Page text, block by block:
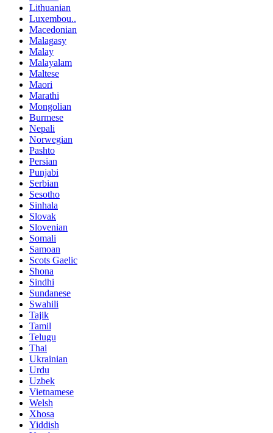
Lithuanian
Luxembou..
Macedonian
Malagasy
Malay
Malayalam
Maltese
Maori
Marathi
Mongolian
Burmese
Nepali
Norwegian
Pashto
Persian
Punjabi
Serbian
Sesotho
Sinhala
Slovak
Slovenian
Somali
Samoan
Scots Gaelic
Shona
Sindhi
Sundanese
Swahili
Tajik
Tamil
Telugu
Thai
Ukrainian
Urdu
Uzbek
Vietnamese
Welsh
Xhosa
Yiddish